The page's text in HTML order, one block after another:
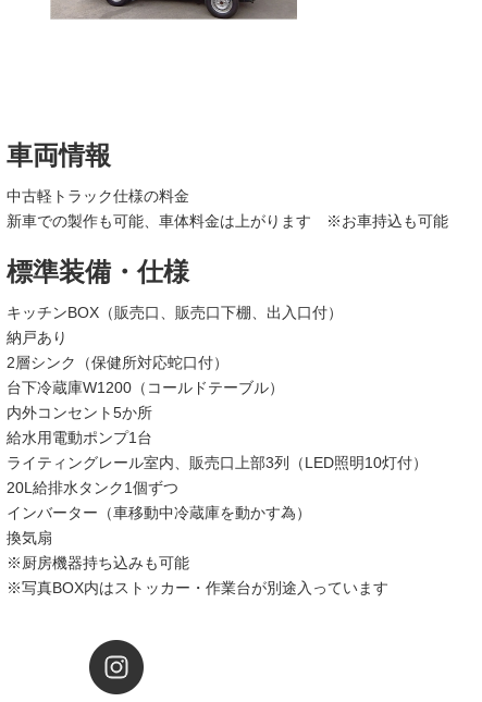
車両情報
中古軽トラック仕様の料金
新車での製作も可能、車体料金は上がります ※お車持込も可能
標準装備・仕様
キッチンBOX（販売口、販売口下棚、出入口付）
納戸あり
2層シンク（保健所対応蛇口付）
台下冷蔵庫W1200（コールドテーブル）
内外コンセント5か所
給水用電動ポンプ1台
ライティングレール室内、販売口上部3列（LED照明10灯付）
20L給排水タンク1個ずつ
インバーター（車移動中冷蔵庫を動かす為）
換気扇
※厨房機器持ち込みも可能
※写真BOX内はストッカー・作業台が別途入っています